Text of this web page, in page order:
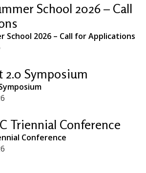
School 2026 – Call
School 2026 – Call for Applications
2.0 Symposium
Triennial Conference
Conference